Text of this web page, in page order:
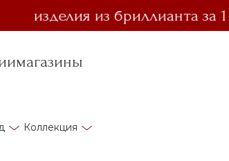
изделия из бриллианта за 1
магазины
Коллекция